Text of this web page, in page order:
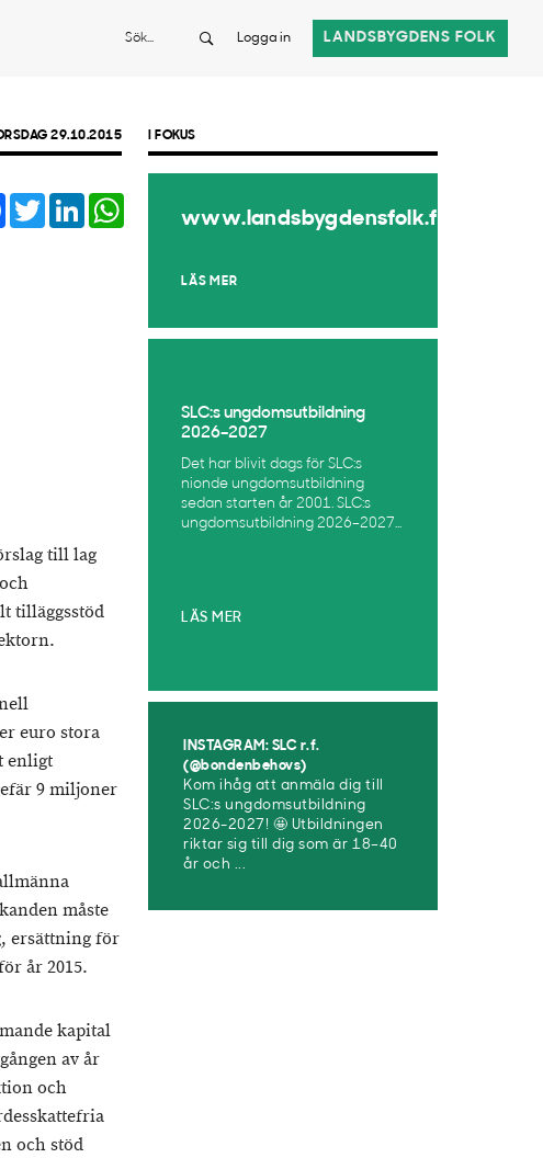
Sök Logga in LANDSBYGDENS FOLK
29.10.2015
Facebook
TwitterLinkedIn
till lag
tilläggsstöd
euro stora
enligt
9 miljoner
måste
ersättning för
år 2015.
kapital
av år
och
och stöd
I FOKUS
www.landsbygdensfolk.fi
LÄS MER
SLC:s ungdomsutbildning
2026–2027
Det har blivit dags för SLC:s
nionde ungdomsutbildning
sedan starten år 2001. SLC:s
ungdomsutbildning 2026–2027...
LÄS MER
INSTAGRAM: SLC r.f.
(@bondenbehovs)
Kom ihåg att anmäla dig till
SLC:s ungdomsutbildning
2026-2027! 🤩 Utbildningen
riktar sig till dig som är 18–40
år och ...